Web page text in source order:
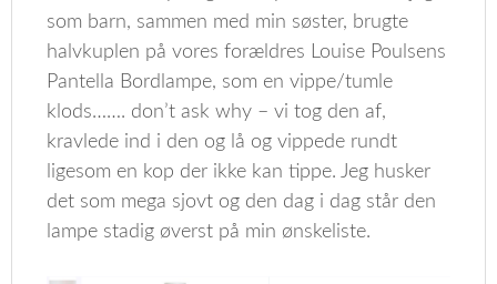
som barn, sammen med min søster, brugte
halvkuplen på vores forældres Louise Poulsens
Pantella Bordlampe, som en vippe/tumle
klods……. don’t ask why – vi tog den af,
kravlede ind i den og lå og vippede rundt
ligesom en kop der ikke kan tippe. Jeg husker
det som mega sjovt og den dag i dag står den
lampe stadig øverst på min ønskeliste.